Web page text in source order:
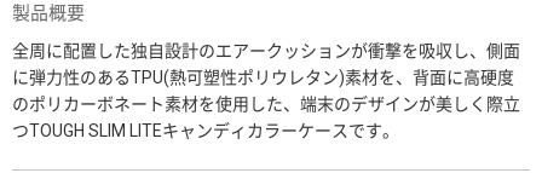
製品概要
全周に配置した独自設計のエアークッションが衝撃を吸収し、側面
に弾力性のあるTPU(熱可塑性ポリウレタン)素材を、背面に高硬度
のポリカーボネート素材を使用した、端末のデザインが美しく際立
つTOUGH SLIM LITEキャンディカラーケースです。